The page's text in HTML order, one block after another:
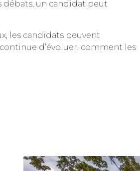
débats, un candidat peut
les candidats peuvent
d’évoluer, comment les